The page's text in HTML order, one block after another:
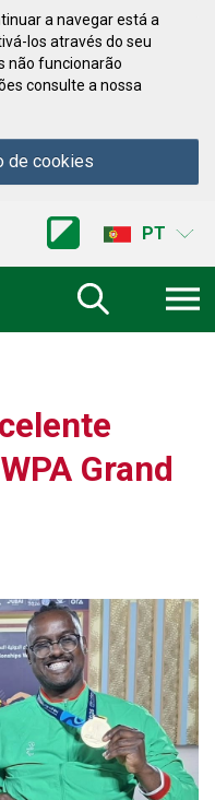
a navegar está a
los através do seu
não funcionarão
consulte a nossa
de cookies
PT
Grand